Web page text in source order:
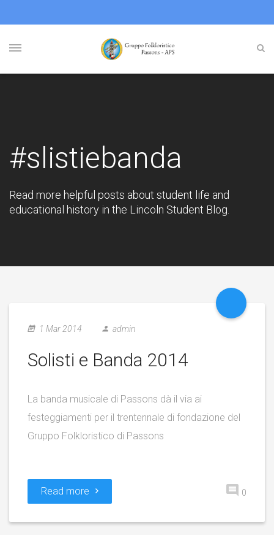
#slistiebanda
Read more helpful posts about student life and
educational history in the Lincoln Student Blog.
1 Mar 2014 admin
Solisti e Banda 2014
La banda musicale di Passons dà il via ai
festeggiamenti per il trentennale di fondazione del
Gruppo Folkloristico di Passons
Read more 0